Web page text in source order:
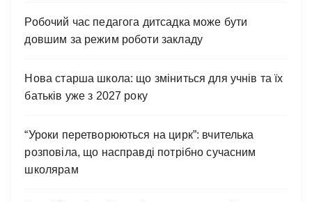
Робочий час педагога дитсадка може бути
довшим за режим роботи закладу
Нова старша школа: що зміниться для учнів та їх
батьків уже з 2027 року
“Уроки перетворюються на цирк”: вчителька
розповіла, що насправді потрібно сучасним
школярам